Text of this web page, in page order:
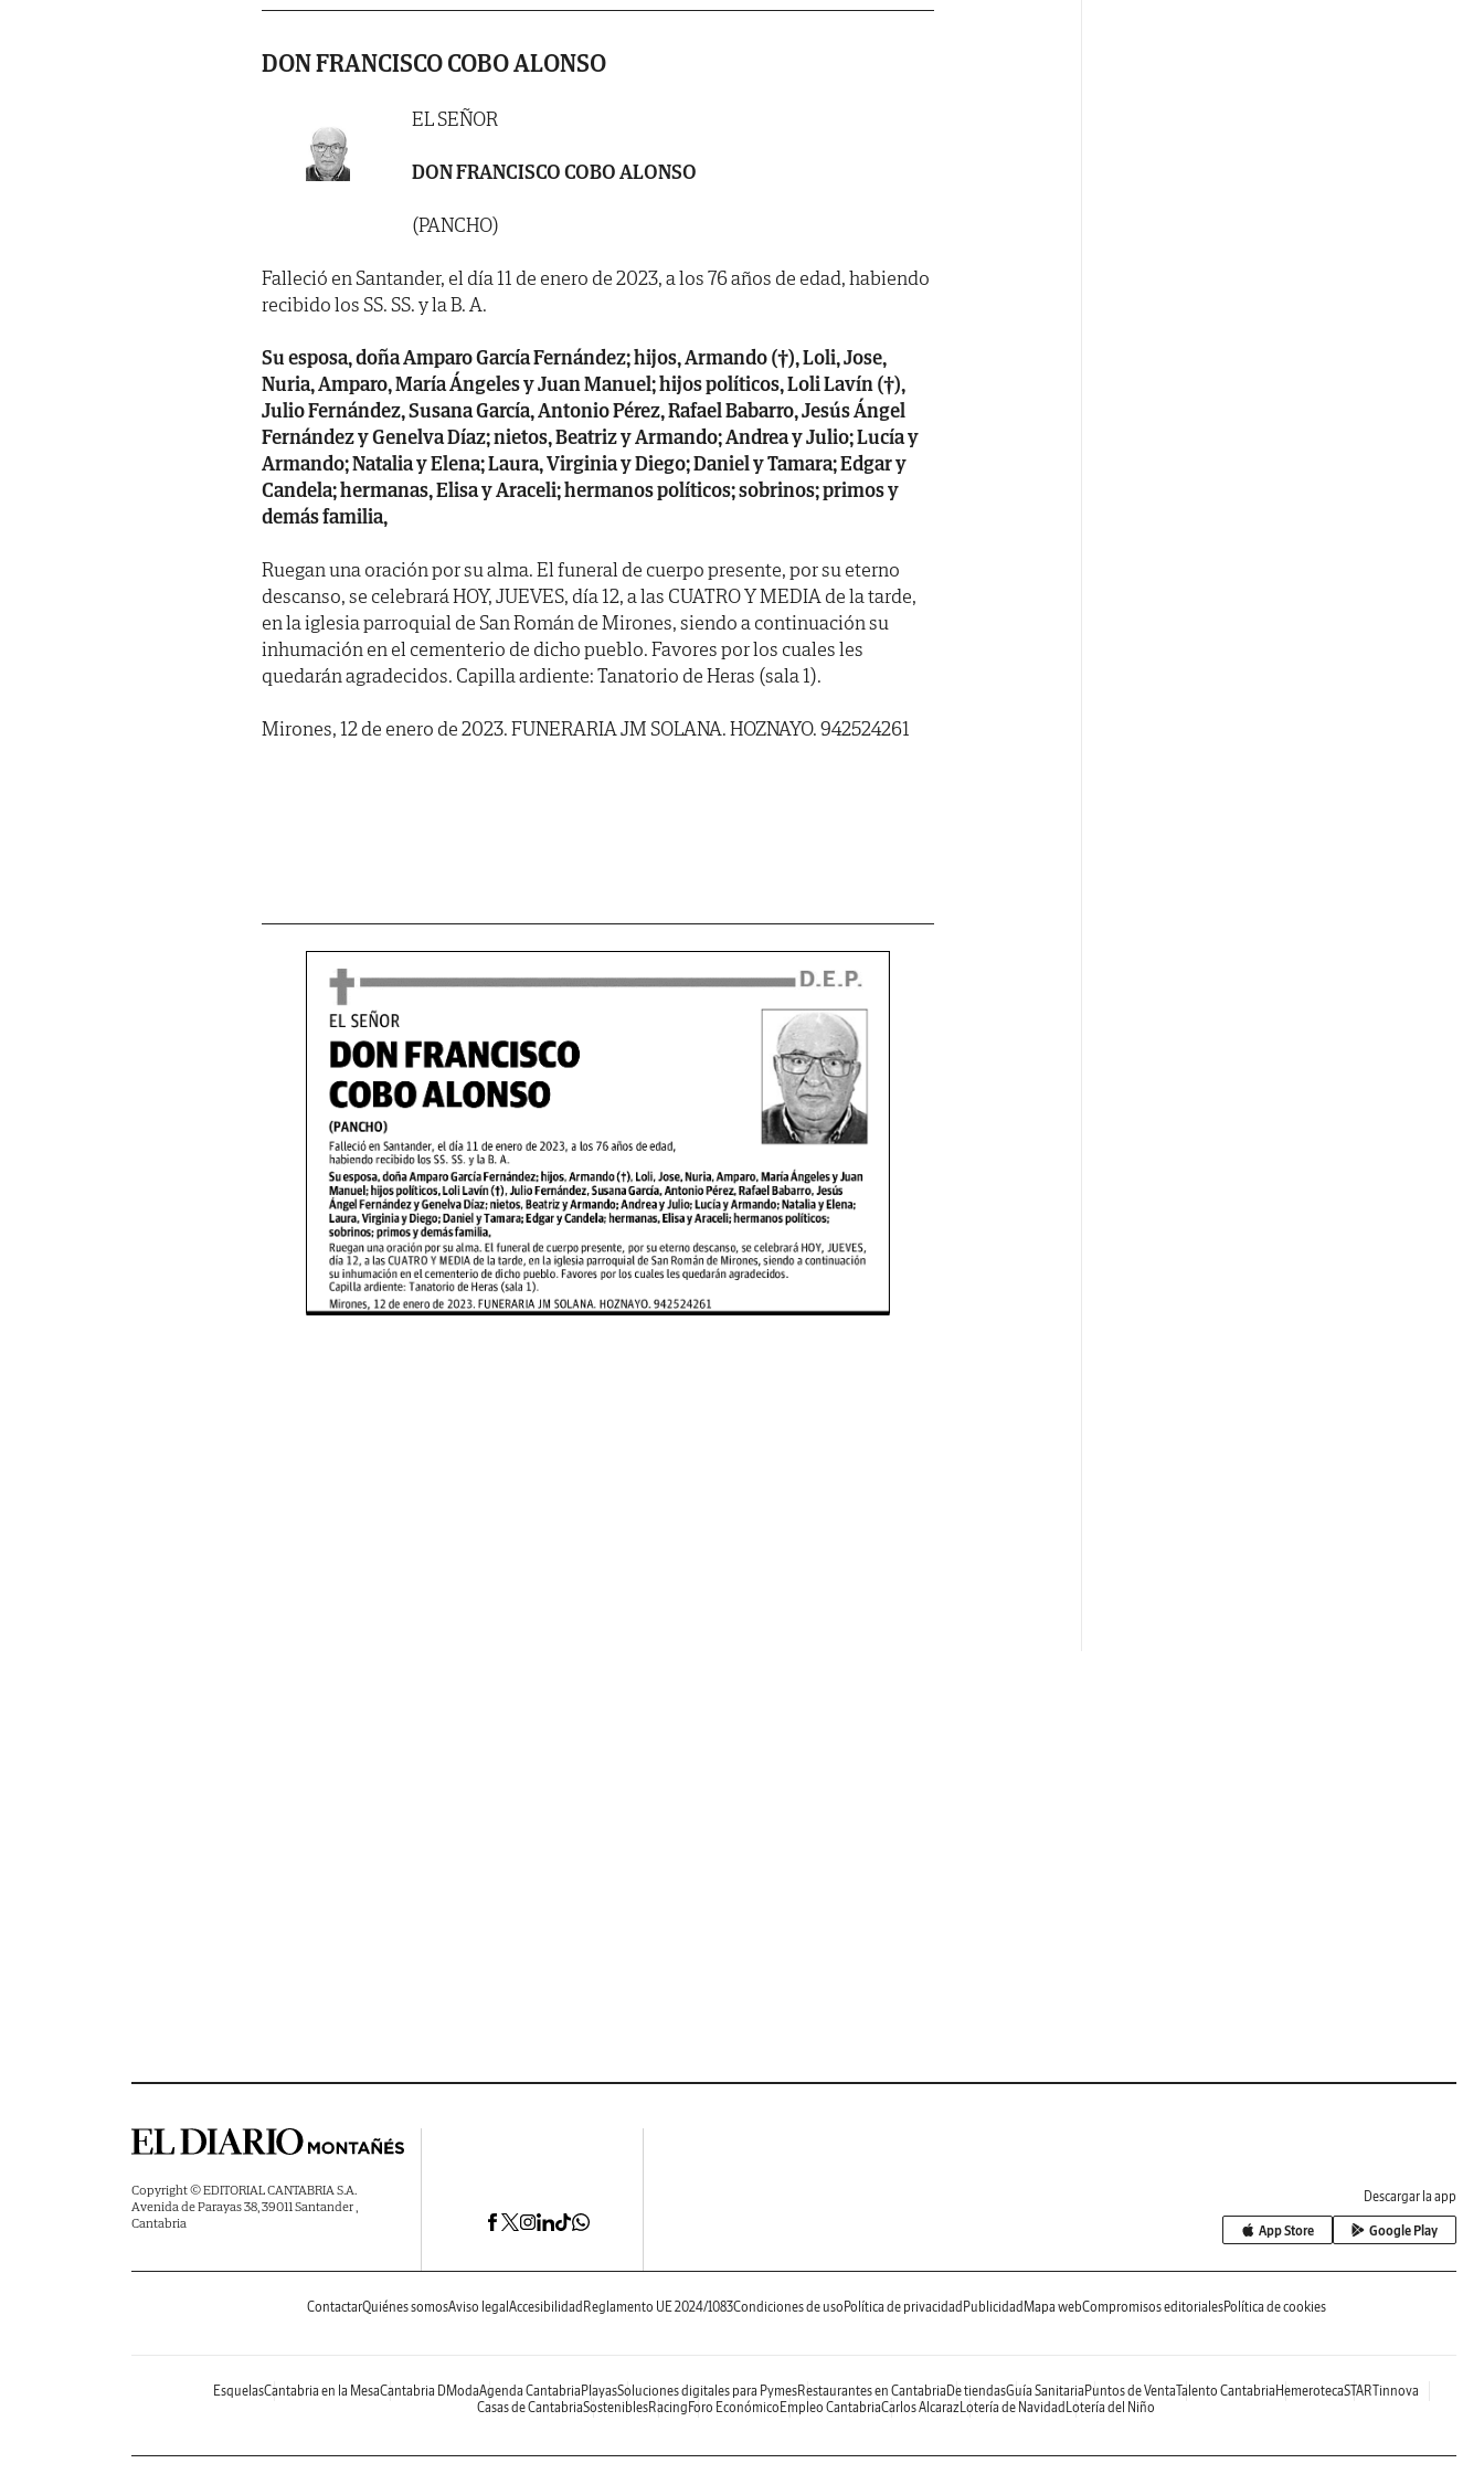
DON FRANCISCO COBO ALONSO
EL SEÑOR
DON FRANCISCO COBO ALONSO
(PANCHO)
Falleció en Santander, el día 11 de enero de 2023, a los 76 años de edad, habiendo
recibido los SS. SS. y la B. A.
Su esposa, doña Amparo García Fernández; hijos, Armando (†), Loli, Jose,
Nuria, Amparo, María Ángeles y Juan Manuel; hijos políticos, Loli Lavín (†),
Julio Fernández, Susana García, Antonio Pérez, Rafael Babarro, Jesús Ángel
Fernández y Genelva Díaz; nietos, Beatriz y Armando; Andrea y Julio; Lucía y
Armando; Natalia y Elena; Laura, Virginia y Diego; Daniel y Tamara; Edgar y
Candela; hermanas, Elisa y Araceli; hermanos políticos; sobrinos; primos y
demás familia,
Ruegan una oración por su alma. El funeral de cuerpo presente, por su eterno
descanso, se celebrará HOY, JUEVES, día 12, a las CUATRO Y MEDIA de la tarde,
en la iglesia parroquial de San Román de Mirones, siendo a continuación su
inhumación en el cementerio de dicho pueblo. Favores por los cuales les
quedarán agradecidos. Capilla ardiente: Tanatorio de Heras (sala 1).
Mirones, 12 de enero de 2023. FUNERARIA JM SOLANA. HOZNAYO. 942524261
Copyright © EDITORIAL CANTABRIA S.A.
Avenida de Parayas 38, 39011 Santander ,
Cantabria
Descargar la app
App Store Google Play
ContactarQuiénes somosAviso legal Accesibilidad Reglamento UE 2024/1083Condiciones de uso Política de privacidad Publicidad Mapa webCompromisos editorialesPolítica de cookies
EsquelasCantabria en la MesaCantabria DModaAgenda Cantabria PlayasSoluciones digitales para PymesRestaurantes en Cantabria De tiendasGuía Sanitaria Puntos de VentaTalento Cantabria HemerotecaSTARTinnova
Casas de CantabriaSosteniblesRacing Foro Económico Empleo CantabriaCarlos AlcarazLotería de Navidad Lotería del Niño